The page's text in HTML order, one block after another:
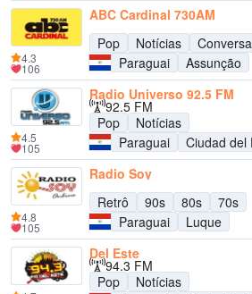
ABC Cardinal 730AM
Pop
Notícias Conversa
Paraguai
Assunção
4.3
106
Radio Universo 92.5 FM
92.5 FM
Pop
Notícias
Paraguai
Ciudad del
4.5
105
Radio Soy
Retrô
90s 80s
70s
Paraguai
Luque
4.8
105
Del Este
94.3 FM
Pop
Notícias